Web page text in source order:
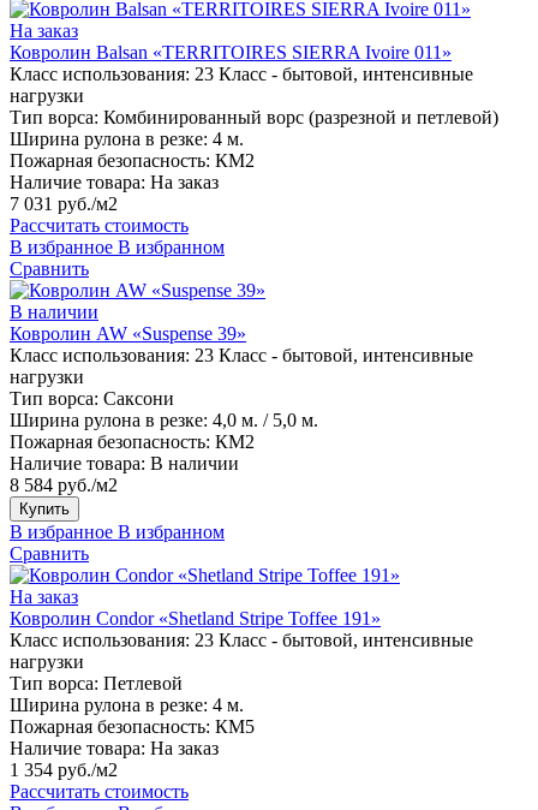
На заказ
Ковролин Balsan «TERRITOIRES SIERRA Ivoire 011»
Класс использования: 23 Класс - бытовой, интенсивные
нагрузки
Тип ворса: Комбинированный ворс (разрезной и петлевой)
Ширина рулона в резке: 4 м.
Пожарная безопасность: КМ2
Наличие товара: На заказ
7 031 руб./м2
Рассчитать стоимость
В избранное В избранном
Сравнить
В наличии
Ковролин AW «Suspense 39»
Класс использования: 23 Класс - бытовой, интенсивные
нагрузки
Тип ворса: Саксони
Ширина рулона в резке: 4,0 м. / 5,0 м.
Пожарная безопасность: КМ2
Наличие товара: В наличии
8 584 руб./м2
Купить
В избранное В избранном
Сравнить
На заказ
Ковролин Condor «Shetland Stripe Toffee 191»
Класс использования: 23 Класс - бытовой, интенсивные
нагрузки
Тип ворса: Петлевой
Ширина рулона в резке: 4 м.
Пожарная безопасность: КМ5
Наличие товара: На заказ
1 354 руб./м2
Рассчитать стоимость